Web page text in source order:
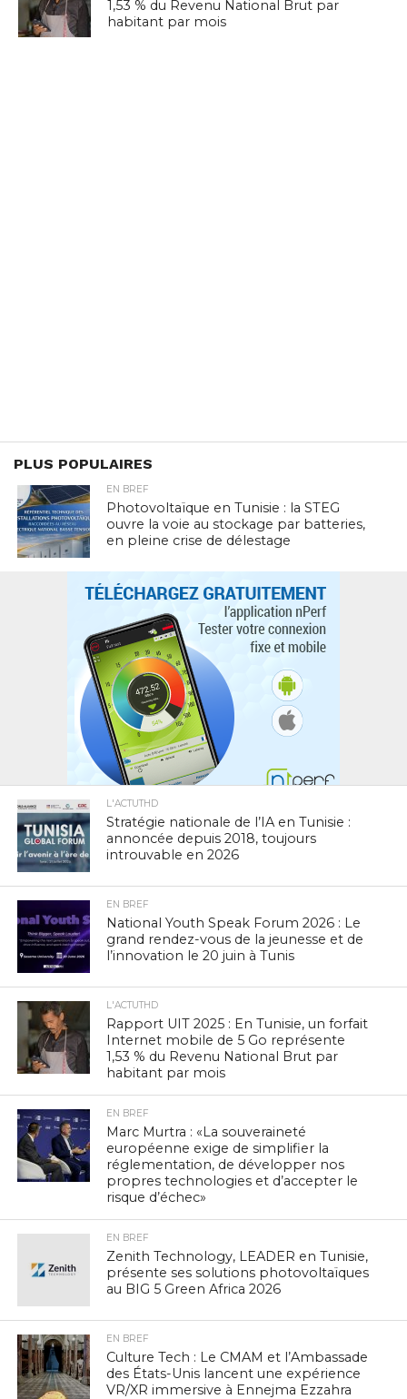
1,53 % du Revenu National Brut par
habitant par mois
PLUS POPULAIRES
EN BREF
Photovoltaïque en Tunisie : la STEG
ouvre la voie au stockage par batteries,
en pleine crise de délestage
L'ACTUTHD
Stratégie nationale de l’IA en Tunisie :
annoncée depuis 2018, toujours
introuvable en 2026
EN BREF
National Youth Speak Forum 2026 : Le
grand rendez-vous de la jeunesse et de
l’innovation le 20 juin à Tunis
L'ACTUTHD
Rapport UIT 2025 : En Tunisie, un forfait
Internet mobile de 5 Go représente
1,53 % du Revenu National Brut par
habitant par mois
EN BREF
Marc Murtra : «La souveraineté
européenne exige de simplifier la
réglementation, de développer nos
propres technologies et d’accepter le
risque d’échec»
EN BREF
Zenith Technology, LEADER en Tunisie,
présente ses solutions photovoltaïques
au BIG 5 Green Africa 2026
EN BREF
Culture Tech : Le CMAM et l’Ambassade
des États-Unis lancent une expérience
VR/XR immersive à Ennejma Ezzahra